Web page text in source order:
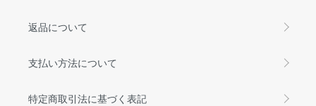
返品について
支払い方法について
特定商取引法に基づく表記